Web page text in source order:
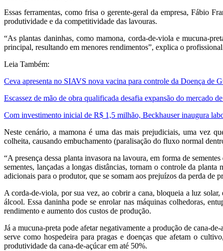
Essas ferramentas, como frisa o gerente-geral da empresa, Fábio
produtividade e da competitividade das lavouras.
“As plantas daninhas, como mamona, corda-de-viola e mucuna-
principal, resultando em menores rendimentos”, explica o
Leia Também:
Ceva apresenta no SIAVS nova vacina para controle da Doença de
Escassez de mão de obra qualificada desafia expansão do mercado
Com investimento inicial de R$ 1,5 milhão, Beckhauser inaugura
Neste cenário, a mamona é uma das mais prejudiciais, uma vez
colheita, causando embuchamento (paralisação do fluxo normal
“A presença dessa planta invasora na lavoura, em forma de
sementes, lançadas a longas distâncias, tornam o controle da
adicionais para o produtor, que se somam aos prejuízos da perda de
A corda-de-viola, por sua vez, ao cobrir a cana, bloqueia a luz
álcool. Essa daninha pode se enrolar nas máquinas colhedoras,
rendimento e aumento dos custos de produção.
Já a mucuna-preta pode afetar negativamente a produção de cana-
serve como hospedeira para pragas e doenças que afetam o
produtividade da cana-de-açúcar em até 50%.